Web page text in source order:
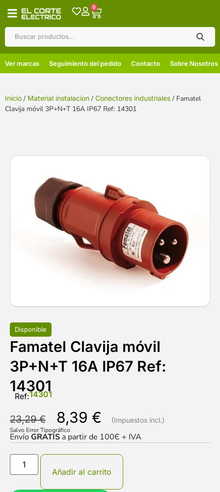
0
Ver marcas Seguimiento del pedido Contacto Sobre Nosotros
Inicio / Material instalacion / Conectores industriales / Famatel
Clavija móvil 3P+N+T 16A IP67 Ref: 14301
Disponible
Famatel Clavija móvil
3P+N+T 16A IP67 Ref:
14301
Ref:14301
23,29€ 8,39 €
Salvo Error Tipográfico
EnvíoGRATIS a partir de 100Є + IVA
Añadir al carrito